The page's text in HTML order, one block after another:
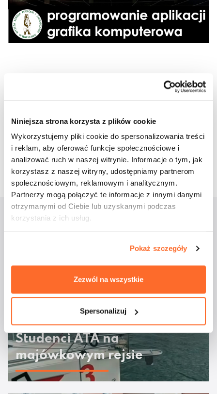
Niniejsza strona korzysta z plików cookie
Wykorzystujemy pliki cookie do spersonalizowania treści
i reklam, aby oferować funkcje społecznościowe i
analizować ruch w naszej witrynie. Informacje o tym, jak
korzystasz z naszej witryny, udostępniamy partnerom
społecznościowym, reklamowym i analitycznym.
Partnerzy mogą połączyć te informacje z innymi danymi
otrzymanymi od Ciebie lub uzyskanymi podczas
korzystania z ich usług.
Pokaż szczegóły
Zezwól na wszystkie
Spersonalizuj
Twitter Pinterest Email
3 czerwca 2020
Studenci ATA na
majówkowym rejsie